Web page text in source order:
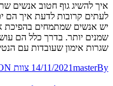
איך להשיג גוף חטוב אנשים
לעתים קרובות לדעת איך הם
יש אנשים שמתמחים בהפיכת
שמנים יותר. בדרך כלל הם
שגרות אימון שעובדות עם
14/11/2021masterBy צוות IN MOTION